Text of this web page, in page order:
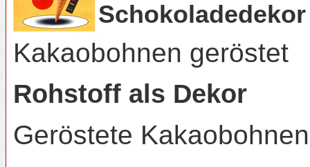
Schokoladedekor
Kakaobohnen geröstet
Rohstoff als Dekor
Geröstete